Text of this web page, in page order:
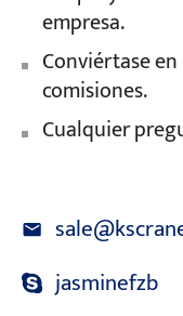
empresa.
Conviértase
comisiones.
Cualquier
jasminefzb